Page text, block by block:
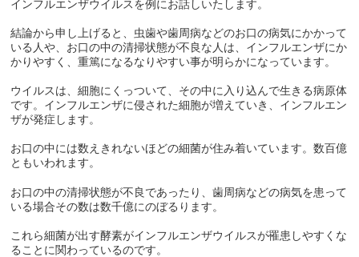
インフルエンザウイルスを例にお話しいたします。
結論から申し上げると、虫歯や歯周病などのお口の病気にかかって
いる人や、お口の中の清掃状態が不良な人は、インフルエンザにか
かりやすく、重篤になるなりやすい事が明らかになっています。
ウイルスは、細胞にくっついて、その中に入り込んで生きる病原体
です。インフルエンザに侵された細胞が増えていき、インフルエン
ザが発症します。
お口の中には数えきれないほどの細菌が住み着いています。数百億
ともいわれます。
お口の中の清掃状態が不良であったり、歯周病などの病気を患って
いる場合その数は数千億にのぼるります。
これら細菌が出す酵素がインフルエンザウイルスが罹患しやすくな
ることに関わっているのです。